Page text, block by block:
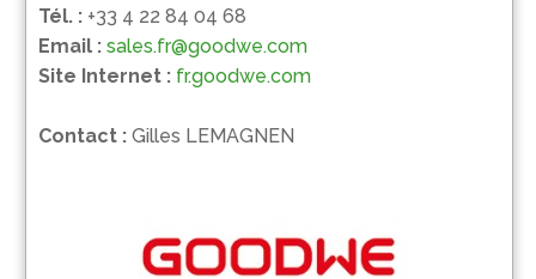
Tél. : +33 4 22 84 04 68
Email : sales.fr@goodwe.com
Site Internet : fr.goodwe.com
Contact : Gilles LEMAGNEN